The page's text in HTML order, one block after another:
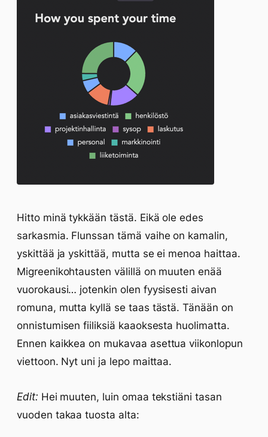
Hitto minä tykkään tästä. Eikä ole edes
sarkasmia. Flunssan tämä vaihe on kamalin,
yskittää ja yskittää, mutta se ei menoa haittaa.
Migreenikohtausten välillä on muuten enää
vuorokausi… jotenkin olen fyysisesti aivan
romuna, mutta kyllä se taas tästä. Tänään on
onnistumisen fiiliksiä kaaoksesta huolimatta.
Ennen kaikkea on mukavaa asettua viikonlopun
viettoon. Nyt uni ja lepo maittaa.
Edit: Hei muuten, luin omaa tekstiäni tasan
vuoden takaa tuosta alta: